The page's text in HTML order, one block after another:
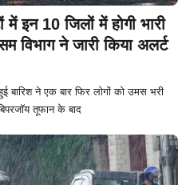
10 जिलों में होगी भारी
विभाग ने जारी किया अलर्ट
बारिश ने एक बार फिर लोगों को उमस भरी
तूफान के बाद